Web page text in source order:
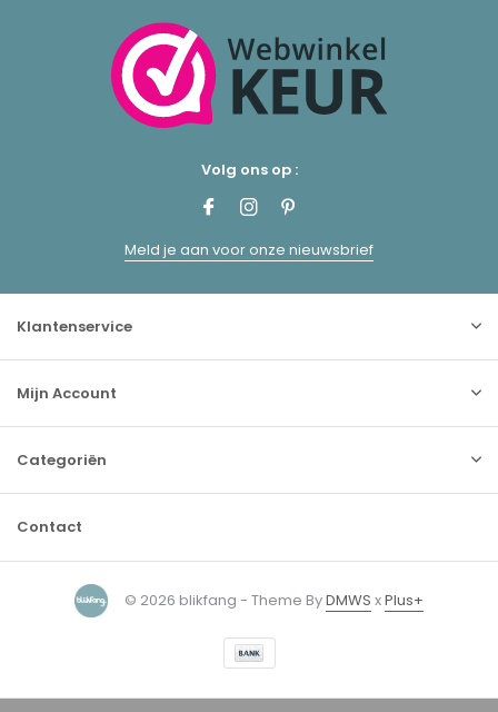
Volg ons op :
Meld je aan voor onze nieuwsbrief
Klantenservice
Mijn Account
Categoriën
Contact
© 2026 blikfang - Theme ByDMWS xPlus+